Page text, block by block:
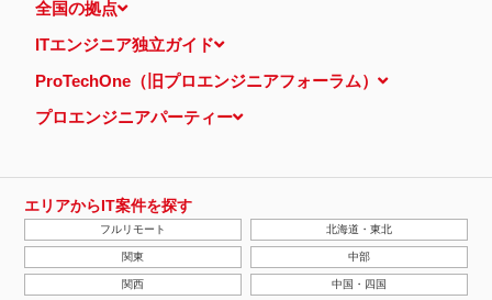
全国の拠点
ITエンジニア独立ガイド
ProTechOne（旧プロエンジニアフォーラム）
プロエンジニアパーティー
エリアからIT案件を探す
フルリモート 北海道・東北
関東 中部
関西 中国・四国